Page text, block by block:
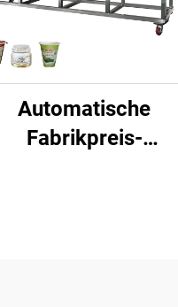
Automatische
Fabrikpreis-